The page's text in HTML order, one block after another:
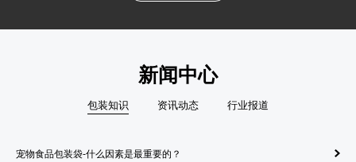
新闻中心
包装知识 资讯动态 行业报道
宠物食品包装袋-什么因素是最重要的？